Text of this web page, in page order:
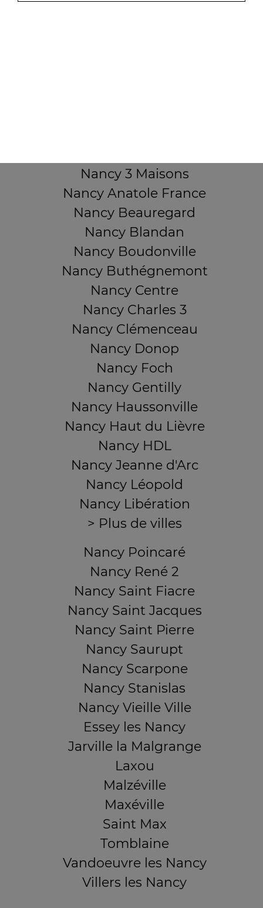
Nancy 3 Maisons
Nancy Anatole France
Nancy Beauregard
Nancy Blandan
Nancy Boudonville
Nancy Buthégnemont
Nancy Centre
Nancy Charles 3
Nancy Clémenceau
Nancy Donop
Nancy Foch
Nancy Gentilly
Nancy Haussonville
Nancy Haut du Lièvre
Nancy HDL
Nancy Jeanne d'Arc
Nancy Léopold
Nancy Libération
> Plus de villes
Nancy Poincaré
Nancy René 2
Nancy Saint Fiacre
Nancy Saint Jacques
Nancy Saint Pierre
Nancy Saurupt
Nancy Scarpone
Nancy Stanislas
Nancy Vieille Ville
Essey les Nancy
Jarville la Malgrange
Laxou
Malzéville
Maxéville
Saint Max
Tomblaine
Vandoeuvre les Nancy
Villers les Nancy